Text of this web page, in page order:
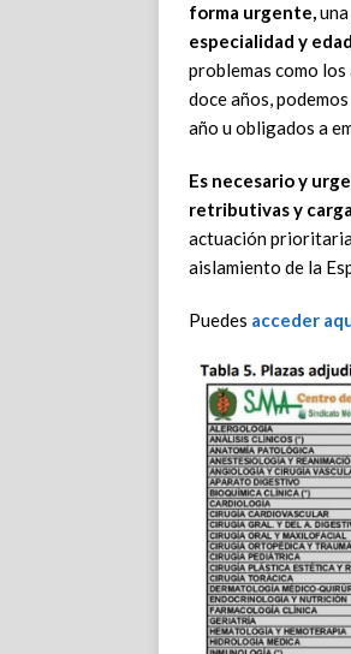
forma urgente,una
especialidad y
problemas como
doce años,
año u obligados a
Es necesario y
retributivas y
actuación
aislamiento de la
Puedes acceder